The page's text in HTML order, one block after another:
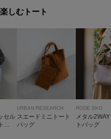
しむトート
セル
ー
URBAN RESEARCH
スエードミニトート
バッグ
RODE SKO
メタル
トバッグ